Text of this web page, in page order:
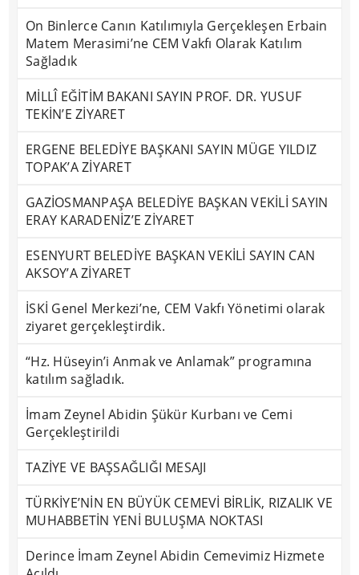
On Binlerce Canın Katılımıyla Gerçekleşen Erbain
Matem Merasimi’ne CEM Vakfı Olarak Katılım
Sağladık
MİLLÎ EĞİTİM BAKANI SAYIN PROF. DR. YUSUF
TEKİN’E ZİYARET
ERGENE BELEDİYE BAŞKANI SAYIN MÜGE YILDIZ
TOPAK’A ZİYARET
GAZİOSMANPAŞA BELEDİYE BAŞKAN VEKİLİ SAYIN
ERAY KARADENİZ’E ZİYARET
ESENYURT BELEDİYE BAŞKAN VEKİLİ SAYIN CAN
AKSOY’A ZİYARET
İSKİ Genel Merkezi’ne, CEM Vakfı Yönetimi olarak
ziyaret gerçekleştirdik.
“Hz. Hüseyin’i Anmak ve Anlamak” programına
katılım sağladık.
İmam Zeynel Abidin Şükür Kurbanı ve Cemi
Gerçekleştirildi
TAZİYE VE BAŞSAĞLIĞI MESAJI
TÜRKİYE’NİN EN BÜYÜK CEMEVİ BİRLİK, RIZALIK VE
MUHABBETİN YENİ BULUŞMA NOKTASI
Derince İmam Zeynel Abidin Cemevimiz Hizmete